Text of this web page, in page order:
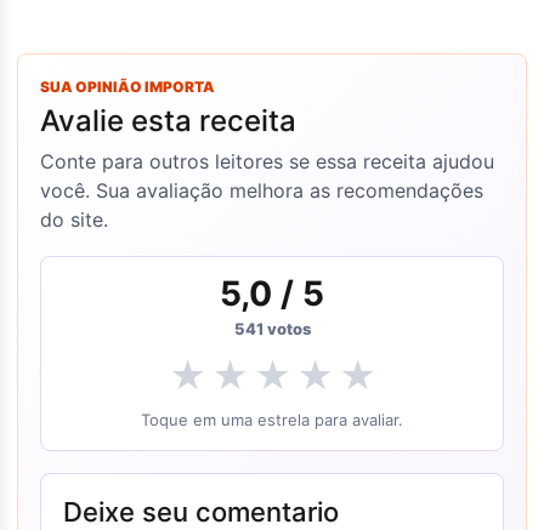
SUA OPINIÃO IMPORTA
Avalie esta receita
Conte para outros leitores se essa receita ajudou
você. Sua avaliação melhora as recomendações
do site.
5,0 / 5
541 votos
★ ★ ★ ★ ★
Toque em uma estrela para avaliar.
Deixe seu comentario